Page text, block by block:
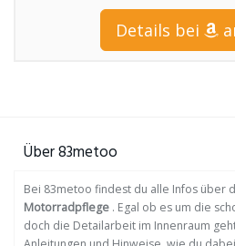
Details bei
Über 83metoo
Bei 83metoo findest du alle Infos über
Motorradpflege . Egal ob es um die
doch die Detailarbeit im Innenraum